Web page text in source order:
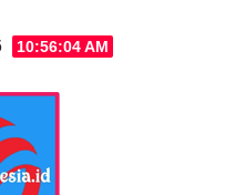
10:56:05 AM